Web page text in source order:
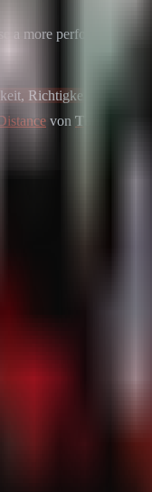
a more performant
Richtigkeit und
von Toni